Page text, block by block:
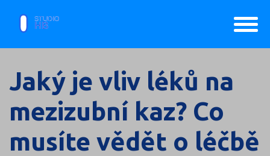
Jaký je vliv léků na
mezizubní kaz? Co
musíte vědět o léčbě